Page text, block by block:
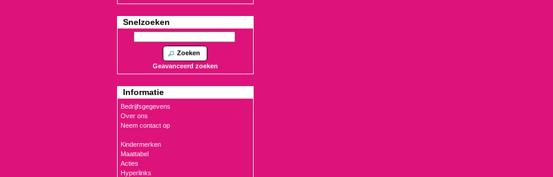
Snelzoeken
Zoeken
Geavanceerd zoeken
Informatie
Bedrijfsgegevens
Over ons
Neem contact op
Kindermerken
Maattabel
Acties
Hyperlinks